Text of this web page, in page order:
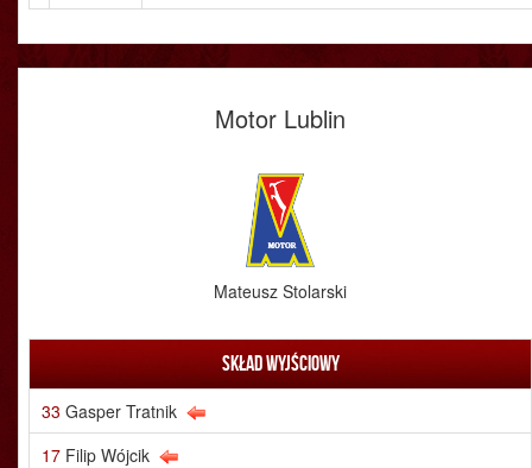
Motor Lublin
Mateusz Stolarski
Skład wyjściowy
33 Gasper Tratnik
17 Filip Wójcik